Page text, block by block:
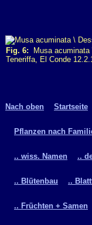
Fig. 6: Musa acuminata
Teneriffa, El Conde
Nach oben Startseite
Pflanzen nach
.. wiss. Namen ..
.. Blütenbau ..
.. Früchten + Samen